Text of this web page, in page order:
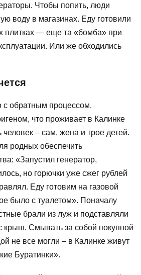
Чтобы попить, люди
воду в магазинах. Еду готовили
плитках — еще та «бомба» при
Или же обходились
обратным процессом.
что проживает в Калинке
человек – сам, жена и трое детей.
родных обеспечить
«Запустил генератор,
но горючки уже сжег рублей
Еду готовим на газовой
было с туалетом». Поначалу
брали из луж и подставляли
крыш. Смывать за собой покупной
не все могли – в Калинке живут
Буратинки».